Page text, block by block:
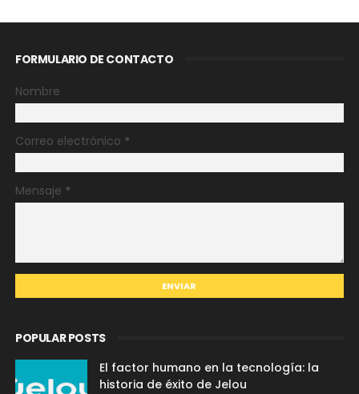
FORMULARIO DE CONTACTO
Nombre
Correo electrónico *
Mensaje *
POPULAR POSTS
El factor humano en la tecnología: la
historia de éxito de Jelou